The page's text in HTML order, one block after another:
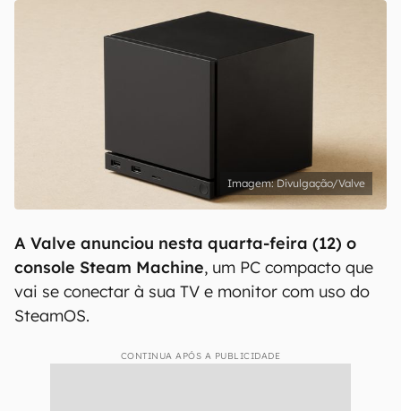
Uso e Política de Privacidade do Canaltech.
Divulgação/Valve
A Valve anunciou nesta quarta-feira (12) o
console Steam Machine, um PC compacto que
vai se conectar à sua TV e monitor com uso do
SteamOS.
CONTINUA APÓS A PUBLICIDADE